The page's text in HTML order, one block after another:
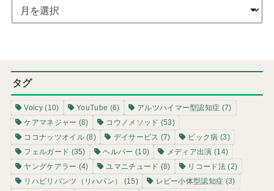
タグ
Voicy(10) YouTube (6) アルツハイマー型認知症 (7)
ケアマネジャー (6) コウノメソッド (53)
ココナッツオイル(8) デイサービス (7) ピック病 (3)
フェルガード (35) ヘルパー (10) メディア出演 (14)
ヤングケアラー (4) ユマニチュード (8) リコード法(2)
リハビリパンツ（リハパン）
(15) レビー小体型認知症 (3)